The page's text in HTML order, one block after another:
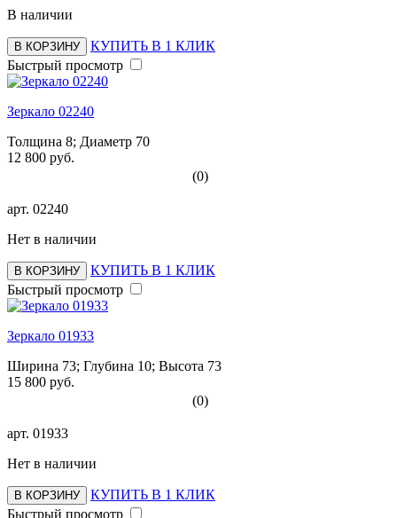
В наличии
В КОРЗИНУ
КУПИТЬ В 1 КЛИК
Быстрый просмотр
Зеркало 02240
Толщина 8; Диаметр 70
12 800 руб.
(0)
арт. 02240
Нет в наличии
В КОРЗИНУ
КУПИТЬ В 1 КЛИК
Быстрый просмотр
Зеркало 01933
Ширина 73; Глубина 10; Высота 73
15 800 руб.
(0)
арт. 01933
Нет в наличии
В КОРЗИНУ
КУПИТЬ В 1 КЛИК
Быстрый просмотр